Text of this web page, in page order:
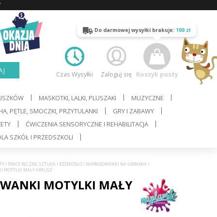
Zaloguj się
Do darmowej wysyłki brakuje: 100 zł
Koszyk pusty
Czas Wysyłki
MASKOTKI, LALKI, PLUSZAKI
MUZYCZNE
PĘTLE, SMOCZKI, PRZYTULANKI
GRY I ZABAWY
ĆWICZENIA SENSORYCZNE I REHABILITACJA
SZKÓŁ I PRZEDSZKOLI
/ PRACE RĘCZNE, SZTUKA I RZEMIOSŁO/ NAPRASOWANKI NA UBRANIA/
MOTYLKI MAŁY ARKUSZ
MOTYLKI MAŁY